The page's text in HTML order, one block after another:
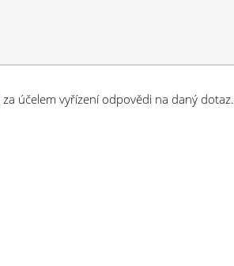
za účelem vyřízení odpovědi na daný dotaz.